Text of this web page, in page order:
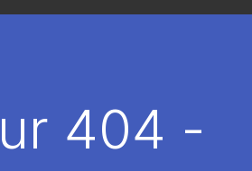
404 -